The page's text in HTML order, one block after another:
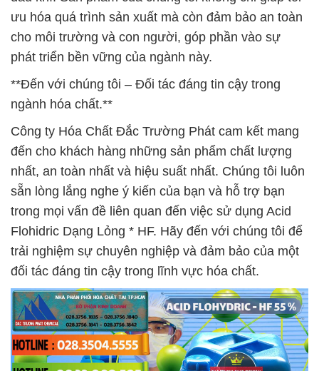
ưu hóa quá trình sản xuất mà còn đảm bảo an toàn
cho môi trường và con người, góp phần vào sự
phát triển bền vững của ngành này.
**Đến với chúng tôi – Đối tác đáng tin cậy trong
ngành hóa chất.**
Công ty Hóa Chất Đắc Trường Phát cam kết mang
đến cho khách hàng những sản phẩm chất lượng
nhất, an toàn nhất và hiệu suất nhất. Chúng tôi luôn
sẵn lòng lắng nghe ý kiến của bạn và hỗ trợ bạn
trong mọi vấn đề liên quan đến việc sử dụng Acid
Flohidric Dạng Lỏng * HF. Hãy đến với chúng tôi để
trải nghiệm sự chuyên nghiệp và đảm bảo của một
đối tác đáng tin cậy trong lĩnh vực hóa chất.